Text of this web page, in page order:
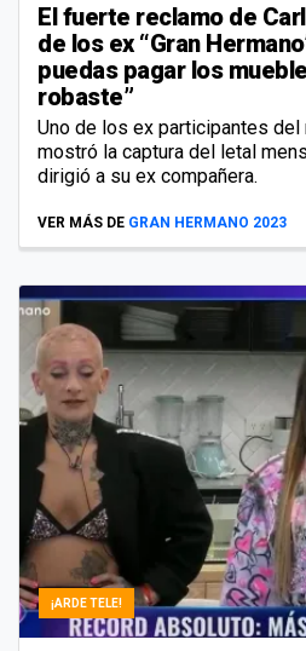
El fuerte reclamo de
de los ex “Gran
puedas pagar los
robaste”
Uno de los ex participantes
mostró la captura del letal
dirigió a su ex compañera.
VER MÁS DE GRAN HERMANO 2023
¡ARDE TELE!